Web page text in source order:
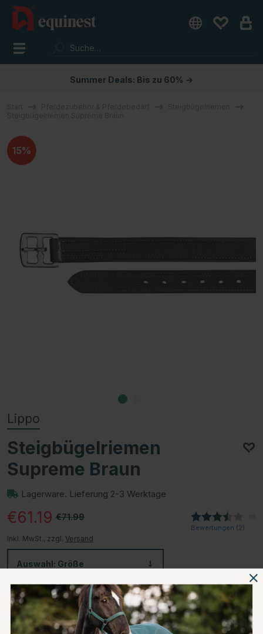
Summer Deals: Bis zu 60% →
15%
Lippo
Steigbügelriemen
Supreme Braun
Lagerware. Lieferung 2-3 Werktage
€71.99
€61.19
Bewertungen (2)
Inkl. MwSt., zzgl. Versand
Auswahl: Größe
+
- In den Warenkorb